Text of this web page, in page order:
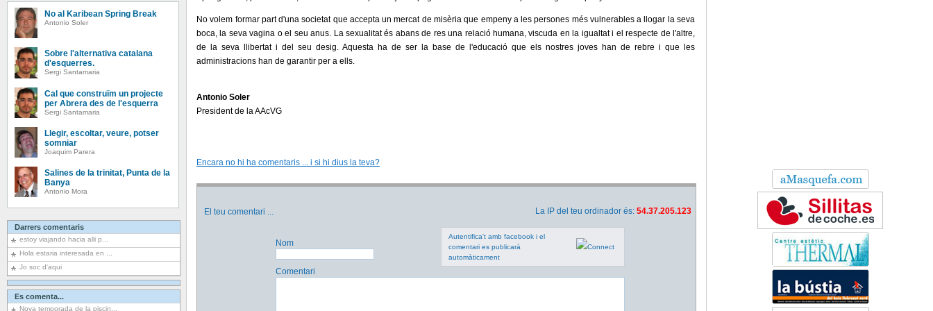
No al Karibean Spring Break
Antonio Soler
Sobre l'alternativa catalana
d'esquerres.
Sergi Santamaria
Cal que construïm un projecte
per Abrera des de l'esquerra
Sergi Santamaria
Llegir, escoltar, veure, potser
somniar
Joaquim Parera
Salines de la trinitat, Punta de la
Banya
Antonio Mora
Darrers comentaris
estoy viajando hacia alli p...
Hola estaria interesada en ...
Jo soc d'aqui
Es comenta...
Nova temporada de la piscin...
No volem formar part d'una societat que accepta un mercat de misèria que empeny a les persones més vulnerables a llogar la seva
boca, la seva vagina o el seu anus. La sexualitat és abans de res una relació humana, viscuda en la igualtat i el respecte de l'altre,
de la seva llibertat i del seu desig. Aquesta ha de ser la base de l'educació que els nostres joves han de rebre i que les
administracions han de garantir per a ells.
Antonio Soler
President de la AAcVG
Encara no hi ha comentaris ... i si hi dius la teva?
El teu comentari ... La IP del teu ordinador és: 54.37.205.123
Nom
Autentifica't amb facebook i el
comentari es publicarà
automàticament
Comentari